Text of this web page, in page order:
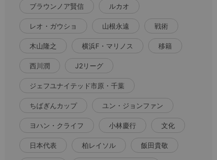
ブラウンノア賢信 ルカオ
レオ・ガウショ 山根永遠 戦術
木山隆之 横浜F・マリノス 移籍
西川潤 J2リーグ
ジェフユナイテッド市原・千葉
ちばぎんカップ ユン・ジョンファン
ヨハン・クライフ 小林慶行 文化
日本代表 柏レイソル 飯田貴敬